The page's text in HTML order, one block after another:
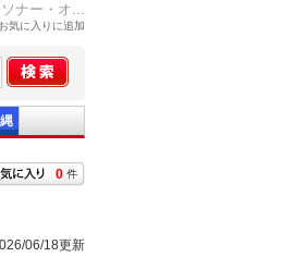
ナー・オ...
お気に入りに追加
0
06/18更新